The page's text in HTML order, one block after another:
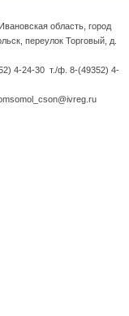
область, город
переулок Торговый, д.
4-24-30 т./ф. 8-(49352) 4-